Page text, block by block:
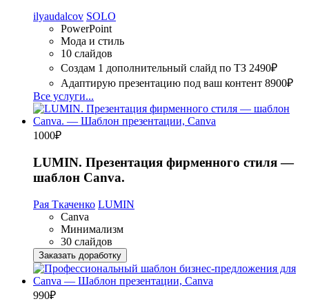
ilyaudalcov SOLO
PowerPoint
Мода и стиль
10 слайдов
Создам 1 дополнительный слайд по ТЗ 2490₽
Адаптирую презентацию под ваш контент 8900₽
Все услуги...
1000₽
LUMIN. Презентация фирменного стиля —
шаблон Canva.
Рая Ткаченко LUMIN
Canva
Минимализм
30 слайдов
Заказать доработку
990₽